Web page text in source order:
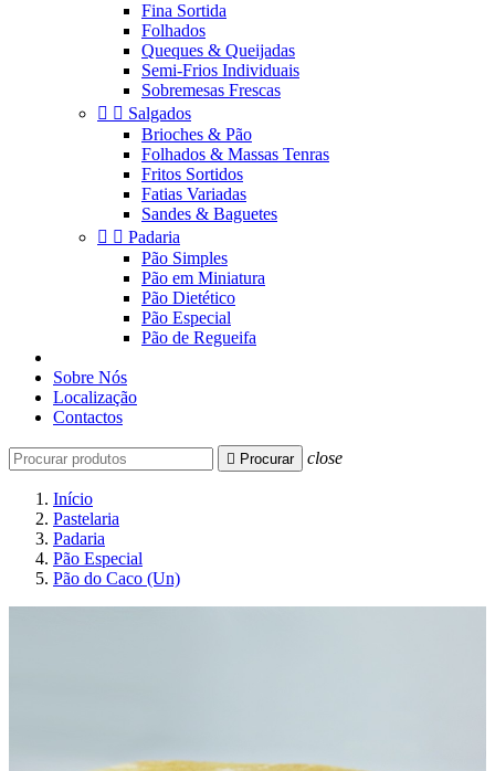
Fina Sortida
Folhados
Queques & Queijadas
Semi-Frios Individuais
Sobremesas Frescas
  Salgados
Brioches & Pão
Folhados & Massas Tenras
Fritos Sortidos
Fatias Variadas
Sandes & Baguetes
  Padaria
Pão Simples
Pão em Miniatura
Pão Dietético
Pão Especial
Pão de Regueifa
Sobre Nós
Localização
Contactos
 Procurar close
Início
Pastelaria
Padaria
Pão Especial
Pão do Caco (Un)